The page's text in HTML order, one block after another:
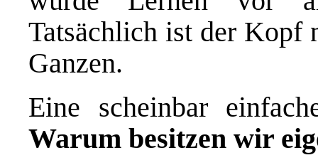
Tatsächlich ist der Kopf
Ganzen.
Eine scheinbar
Warum besitzen wir